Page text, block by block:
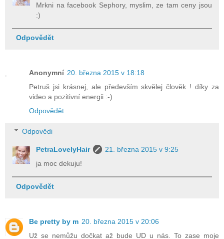
Mrkni na facebook Sephory, myslim, ze tam ceny jsou
:)
Odpovědět
Anonymní 20. března 2015 v 18:18
Petruš jsi krásnej, ale především skvělej člověk ! díky za
video a pozitivní energii :-)
Odpovědět
Odpovědi
PetraLovelyHair
21. března 2015 v 9:25
ja moc dekuju!
Odpovědět
Be pretty by m 20. března 2015 v 20:06
Už se nemůžu dočkat až bude UD u nás. To zase moje